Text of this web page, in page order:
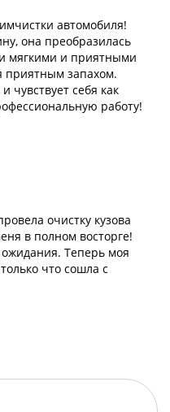
автомобиля!
она преобразилась
мягкими и приятными
приятным запахом.
чувствует себя как
работу!
очистку кузова
в полном восторге!
Теперь моя
что сошла с